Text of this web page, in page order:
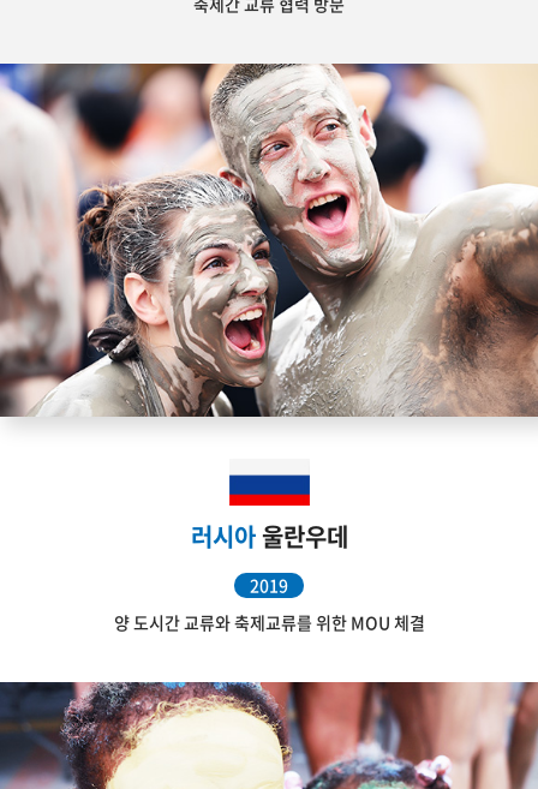
러시아울란우데
2019
양 도시간 교류와 축제교류를 위한 MOU 체결